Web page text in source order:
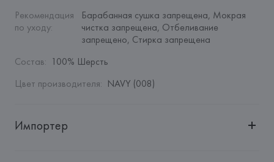
Рекомендация
по уходу:
Барабанная сушка запрещена, Мокрая
чистка запрещена, Отбеливание
запрещено, Стирка запрещена
Состав: 100% Шерсть
Цвет производителя: NAVY (008)
Импортер